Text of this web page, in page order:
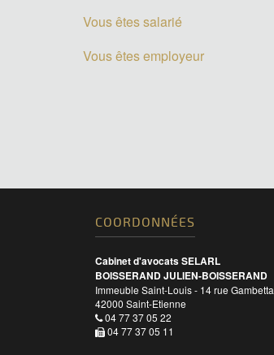
Vous êtes salarié
Vous êtes employeur
COORDONNÉES
Cabinet d'avocats SELARL
BOISSERAND JULIEN-BOISSERAND
Immeuble Saint-Louis - 14 rue Gambetta
42000 Saint-Etienne
04 77 37 05 22
04 77 37 05 11